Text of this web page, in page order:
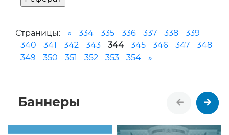
Страницы: « 334 335 336 337 338
339
340
341 342 343 344 345 346 347
348
349
350 351 352 353 354 »
Баннеры